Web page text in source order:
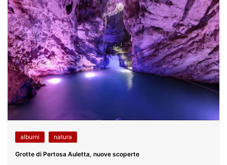
alburni natura
Grotte di Pertosa Auletta, nuove scoperte